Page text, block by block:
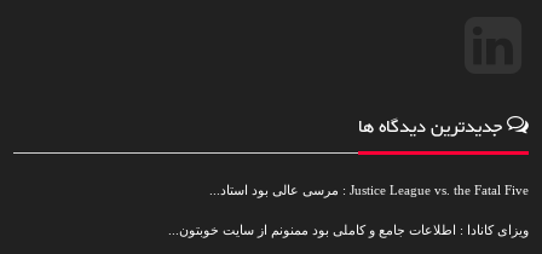
جدیدترین دیدگاه ها
Justice League vs. the Fatal Five : مرسی عالی بود استاد...
ویزای کانادا : اطلاعات جامع و کاملی بود ممنونم از سایت خوبتون...